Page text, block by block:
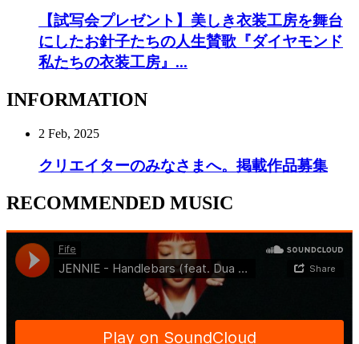
【試写会プレゼント】美しき衣装工房を舞台
にしたお針子たちの人生賛歌『ダイヤモンド
私たちの衣装工房』...
INFORMATION
2 Feb, 2025
クリエイターのみなさまへ。掲載作品募集
RECOMMENDED MUSIC